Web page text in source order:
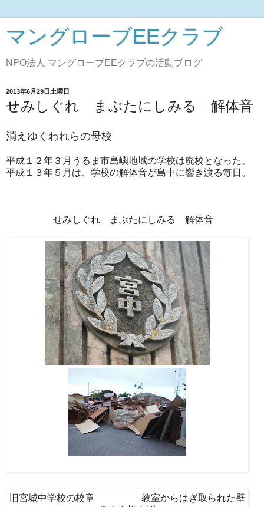
マングローブEEクラブ
NPO法人 マングローブEEクラブの活動ブログ
2013年6月29日土曜日
せみしぐれ まぶたにしみる 解体音
消えゆくわれらの母校
平成１２年３月うるま市島嶼地域の学校は廃校となった。
平成１３年５月は、学校の解体音が島中に響き渡る毎日。
せみしぐれ まぶたにしみる 解体音
旧宮城中学校の校章 教室からはぎ取られた壁